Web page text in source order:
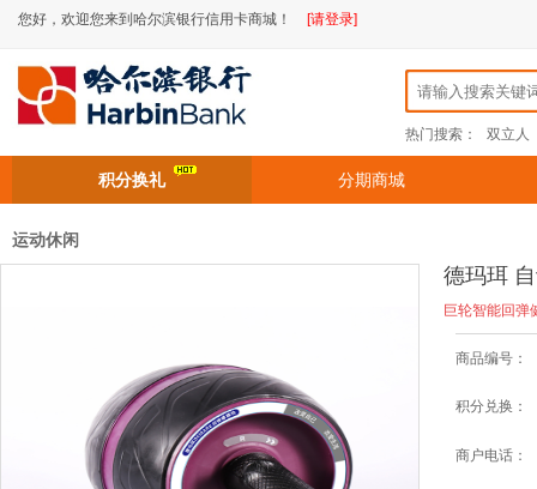
您好，欢迎您来到哈尔滨银行信用卡商城！ [请登录]
热门搜索： 双立人
积分换礼 分期商城
运动休闲
德玛珥
巨轮智能回弹
商品编号：
积分兑换：
商户电话：